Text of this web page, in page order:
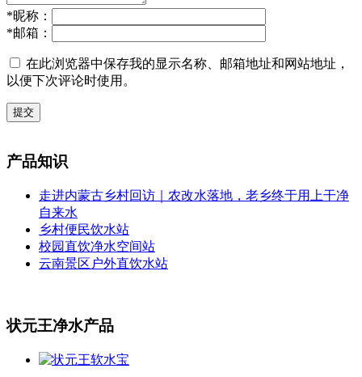
*昵称：
*邮箱：
在此浏览器中保存我的显示名称、邮箱地址和网站地址，
以便下次评论时使用。
提交
产品知识
走进内蒙古乡村回访｜农改水落地，老乡终于用上干净
自来水
乡村便民饮水站
校园直饮净水空间站
云南景区户外直饮水站
状元王净水产品